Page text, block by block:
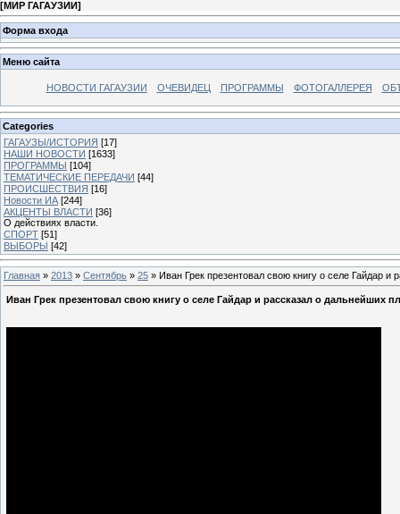
[МИР ГАГАУЗИИ]
Форма входа
Меню сайта
НОВОСТИ ГАГАУЗИИ ОЧЕВИДЕЦ ПРОГРАММЫ ФОТОГАЛЛЕРЕЯ
Categories
ГАГАУЗЫ/ИСТОРИЯ [17]
НАШИ НОВОСТИ [1633]
ПРОГРАММЫ [104]
ТЕМАТИЧЕСКИЕ ПЕРЕДАЧИ [44]
ПРОИСШЕСТВИЯ [16]
Новости ИА [244]
АКЦЕНТЫ ВЛАСТИ [36]
О действиях власти.
СПОРТ [51]
ВЫБОРЫ [42]
Главная » 2013 » Сентябрь » 25 » Иван Грек презентовал свою книгу о селе Гайдар и
Иван Грек презентовал свою книгу о селе Гайдар и рассказал о дальнейших